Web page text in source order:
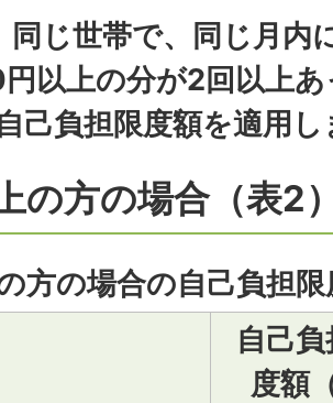
同じ世帯で、同じ月内
以上の分が2回以上
己負担限度額を適用し
の方の場合（表2
方の場合の自己負担限
自己
度額